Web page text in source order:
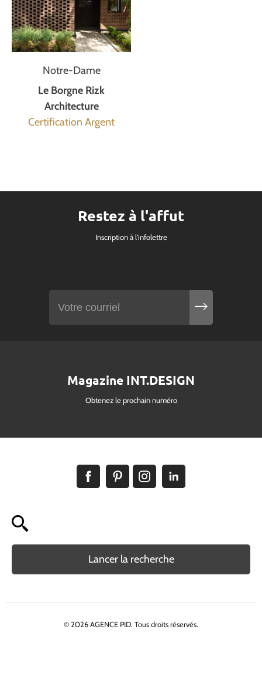
Notre-Dame
Le Borgne Rizk
Architecture
Certification Argent
Restez à l'affut
Inscription à l'infolettre
Magazine INT.DESIGN
Obtenez le prochain numéro
Lancer la recherche
© 2026 AGENCE PID. Tous droits réservés.